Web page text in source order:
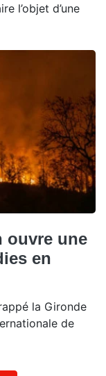
l’objet d’une
ouvre une
en
la Gironde
de